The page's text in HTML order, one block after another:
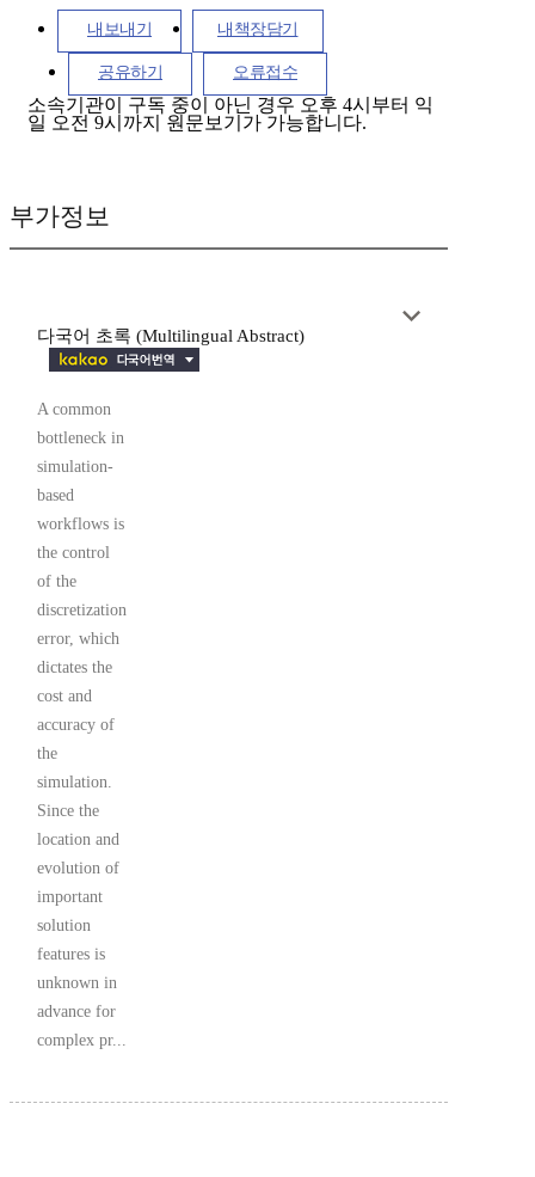
내보내기 내책장담기
공유하기 오류접수
소속기관이 구독 중이 아닌 경우 오후 4시부터 익
일 오전 9시까지 원문보기가 가능합니다.
부가정보
다국어 초록 (Multilingual Abstract)
A common
bottleneck in
simulation-
based
workflows is
the control
of the
discretization
error, which
dictates the
cost and
accuracy of
the
simulation.
Since the
location and
evolution of
important
solution
features is
unknown in
advance for
complex pr...